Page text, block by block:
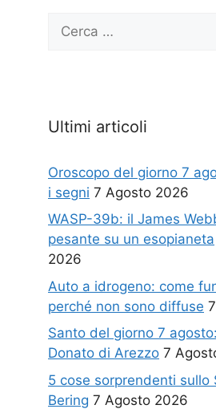
per:
Ultimi articoli
Oroscopo del giorno 7
i segni 7 Agosto 2026
WASP-39b: il James
pesante su un esopianeta
2026
Auto a idrogeno: come
perché non sono diffuse
Santo del giorno 7
Donato di Arezzo 7
5 cose sorprendenti sullo
Bering 7 Agosto 2026